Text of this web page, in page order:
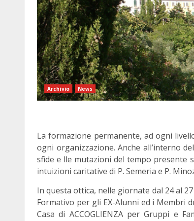
Archivio News
La formazione permanente, ad ogni
ogni organizzazione. Anche all’interno
sfide e lle mutazioni del tempo presente
intuizioni caritative di P. Semeria e P.
In questa ottica, nelle giornate dal 24 al
Formativo per gli EX-Alunni ed i Membri
Casa di ACCOGLIENZA per Gruppi e